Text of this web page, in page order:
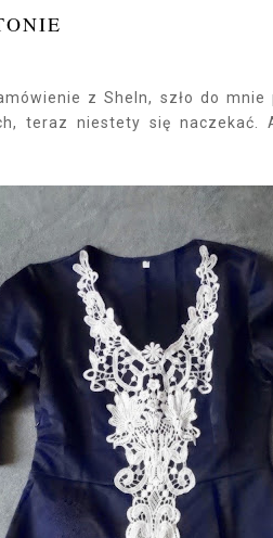
z SheIn, szło do
teraz niestety się naczekać.